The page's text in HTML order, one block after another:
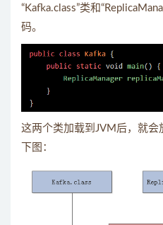
“Kafka.class”类和
码。
这两个类加载到JVM后，就会
下图：